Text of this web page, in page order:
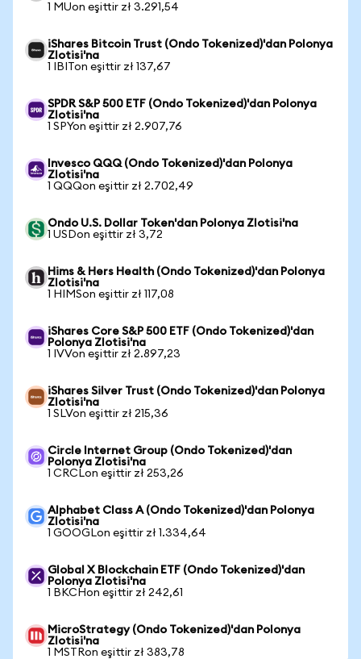
1 MUon eşittir zł 3.291,54
iShares Bitcoin Trust (Ondo Tokenized)'dan Polonya
Zlotisi'na
1 IBITon eşittir zł 137,67
SPDR S&P 500 ETF (Ondo Tokenized)'dan Polonya
Zlotisi'na
1 SPYon eşittir zł 2.907,76
Invesco QQQ (Ondo Tokenized)'dan Polonya
Zlotisi'na
1 QQQon eşittir zł 2.702,49
Ondo U.S. Dollar Token'dan Polonya Zlotisi'na
1 USDon eşittir zł 3,72
Hims & Hers Health (Ondo Tokenized)'dan Polonya
Zlotisi'na
1 HIMSon eşittir zł 117,08
iShares Core S&P 500 ETF (Ondo Tokenized)'dan
Polonya Zlotisi'na
1 IVVon eşittir zł 2.897,23
iShares Silver Trust (Ondo Tokenized)'dan Polonya
Zlotisi'na
1 SLVon eşittir zł 215,36
Circle Internet Group (Ondo Tokenized)'dan
Polonya Zlotisi'na
1 CRCLon eşittir zł 253,26
Alphabet Class A (Ondo Tokenized)'dan Polonya
Zlotisi'na
1 GOOGLon eşittir zł 1.334,64
Global X Blockchain ETF (Ondo Tokenized)'dan
Polonya Zlotisi'na
1 BKCHon eşittir zł 242,61
MicroStrategy (Ondo Tokenized)'dan Polonya
Zlotisi'na
1 MSTRon eşittir zł 383,78